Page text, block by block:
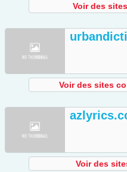
Voir des
Voir des sites
Voir des